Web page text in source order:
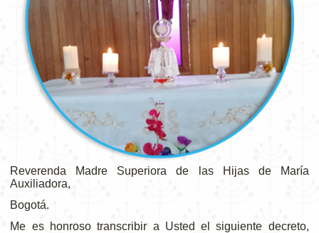
Reverenda Madre Superiora de las Hijas de María
Auxiliadora,
Bogotá.
Me es honroso transcribir a Usted el siguiente decreto,